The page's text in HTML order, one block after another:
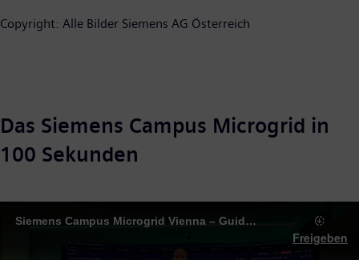
Copyright: Alle Bilder Siemens AG Österreich
Das Siemens Campus Microgrid in
100 Sekunden
Siemens Campus Microgrid Vienna – Guided Tour Nov 2020
Freigeben